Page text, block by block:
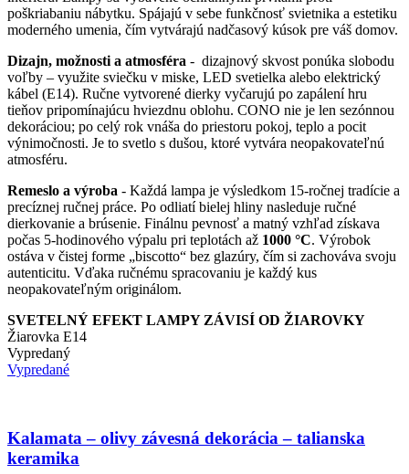
si
môžete
na
stránke
produktu.
poškriabaniu nábytku. Spájajú v sebe funkčnosť svietnika a estetiku
moderného umenia, čím vytvárajú nadčasový kúsok pre váš domov.
Dizajn, možnosti a atmosféra - dizajnový skvost ponúka slobodu
voľby – využite sviečku v miske, LED svetielka alebo elektrický
kábel (E14). Ručne vytvorené dierky vyčarujú po zapálení hru
tieňov pripomínajúcu hviezdnu oblohu. CONO nie je len sezónnou
dekoráciou; po celý rok vnáša do priestoru pokoj, teplo a pocit
výnimočnosti. Je to svetlo s dušou, ktoré vytvára neopakovateľnú
atmosféru.
Remeslo a výroba - Každá lampa je výsledkom 15-ročnej tradície a
precíznej ručnej práce. Po odliatí bielej hliny nasleduje ručné
dierkovanie a brúsenie. Finálnu pevnosť a matný vzhľad získava
počas 5-hodinového výpalu pri teplotách až 1000 °C. Výrobok
ostáva v čistej forme „biscotto“ bez glazúry, čím si zachováva svoju
autenticitu. Vďaka ručnému spracovaniu je každý kus
neopakovateľným originálom.
SVETELNÝ EFEKT LAMPY ZÁVISÍ OD ŽIAROVKY
Žiarovka E14
Vypredaný
Vypredané
Kalamata – olivy závesná dekorácia – talianska
keramika